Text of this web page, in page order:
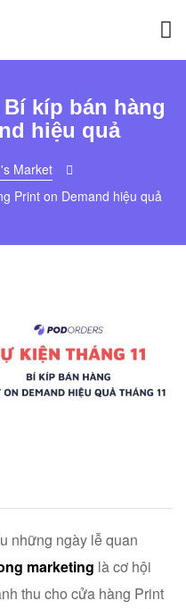
kíp bán hàng
hiệu quả
Market
Print on Demand hiệu quả
những ngày lễ quan
marketing là cơ hội
thu cho cửa hàng Print